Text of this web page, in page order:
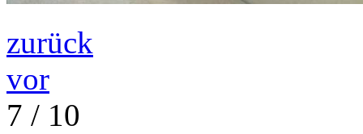
zurück
vor
7 / 10